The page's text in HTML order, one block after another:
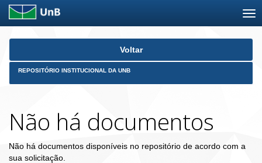
Skip
Voltar
REPOSITÓRIO INSTITUCIONAL DA UNB
Não há documentos
Não há documentos disponíveis no repositório de acordo com a
sua solicitação.